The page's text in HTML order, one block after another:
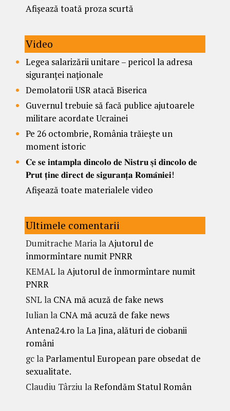
Afișează toată proza scurtă
Video
Legea salarizării unitare – pericol la adresa
siguranței naționale
Demolatorii USR atacă Biserica
Guvernul trebuie să facă publice ajutoarele
militare acordate Ucrainei
Pe 26 octombrie, România trăiește un
moment istoric
𝐂𝐞 𝐬𝐞 𝐢𝐧𝐭𝐚𝐦𝐩𝐥𝐚 𝐝𝐢𝐧𝐜𝐨𝐥𝐨 𝐝𝐞 𝐍𝐢𝐬𝐭𝐫𝐮 𝐬̦𝐢 𝐝𝐢𝐧𝐜𝐨𝐥𝐨 𝐝𝐞
𝐏𝐫𝐮𝐭 𝐭̦𝐢𝐧𝐞 𝐝𝐢𝐫𝐞𝐜𝐭 𝐝𝐞 𝐬𝐢𝐠𝐮𝐫𝐚𝐧𝐭̦𝐚 𝐑𝐨𝐦𝐚̂𝐧𝐢𝐞𝐢!
Afișează toate materialele video
Ultimele comentarii
Dumitrache MarialaAjutorul de
înmormîntare numit PNRR
KEMAL laAjutorul de înmormîntare numit
PNRR
SNL la CNA mă acuză de fake news
Iulianla CNA mă acuză de fake news
Antena24.ro laLa Jina, alături de ciobanii
români
gclaParlamentul European pare obsedat de
sexualitate.
Claudiu Târziu laRefondăm Statul Român